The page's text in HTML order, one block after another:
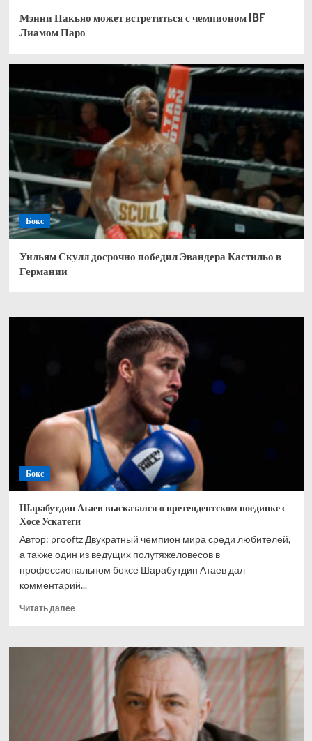
Мэнни Пакьяо может встретиться с чемпионом IBF
Лиамом Паро
Бокс
Уильям Скулл досрочно победил Эвандера Кастильо в
Германии
Бокс
Шарабутдин Атаев высказался о претендентском поединке с
Хосе Ускатеги
Автор: prooftz Двукратный чемпион мира среди любителей,
а также один из ведущих полутяжеловесов в
профессиональном боксе Шарабутдин Атаев дал
комментарий...
Читать далееПрочитать
Шарабутдин
высказался
претендентском
Хосе